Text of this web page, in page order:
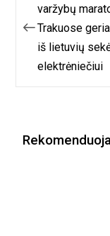
tarp
įrašų
varžybų
Trakuose
iš lietuvių
elektrėniečiui